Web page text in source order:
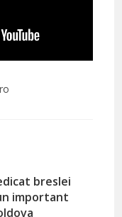
breslei
important